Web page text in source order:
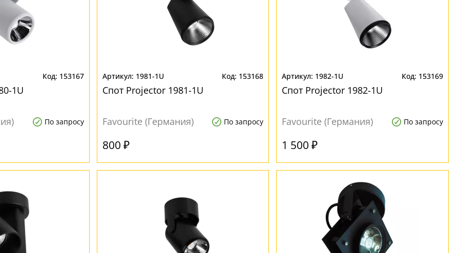
153167
1U
По запросу
1981-1U 153168
Спот Projector 1981-1U
Favourite (Германия) По запросу
800 ₽
1982-1U 153169
Спот Projector 1982-1U
Favourite (Германия) По запросу
1 500 ₽